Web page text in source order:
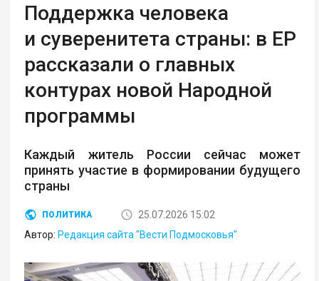
Поддержка человека
и суверенитета страны: в ЕР
рассказали о главных
контурах новой Народной
программы
Каждый житель России сейчас может
принять участие в формировании будущего
страны
ПОЛИТИКА
25.07.2026 15:02
Автор: Редакция сайта "Вести Подмосковья"